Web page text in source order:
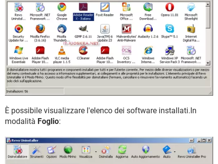
È possibile visualizzare l'elenco dei software installati.In
modalità Foglio: